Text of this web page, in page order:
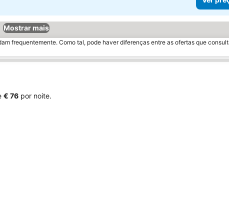
Mostrar mais
frequentemente. Como tal, pode haver diferenças entre as ofertas que
‎€ 76 por noite.